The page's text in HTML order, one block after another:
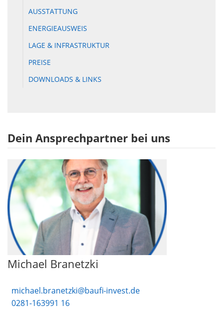
AUSSTATTUNG
ENERGIEAUSWEIS
LAGE & INFRASTRUKTUR
PREISE
DOWNLOADS & LINKS
Dein Ansprechpartner bei uns
Michael Branetzki
michael.branetzki@baufi-invest.de
0281-163991 16